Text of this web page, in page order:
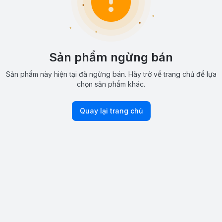
Sản phẩm ngừng bán
Sản phẩm này hiện tại đã ngừng bán. Hãy trở về trang chủ để lựa
chọn sản phẩm khác.
Quay lại trang chủ